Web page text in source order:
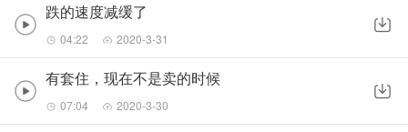
跌的速度减缓了
04:22 2020-3-31
有套住，现在不是卖的时候
07:04 2020-3-30